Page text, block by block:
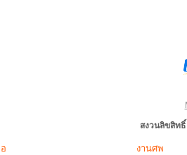
สงวนลิขสิท
งานศพ